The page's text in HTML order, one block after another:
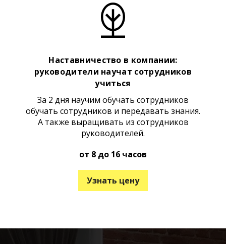
Наставничество в компании:
руководители научат сотрудников
учиться
За 2 дня научим обучать сотрудников
обучать сотрудников и передавать знания.
А также выращивать из сотрудников
руководителей.
от 8 до 16 часов
Узнать цену